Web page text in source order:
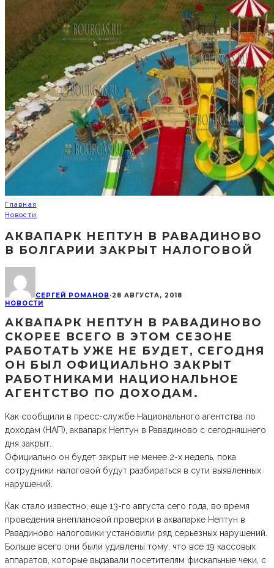
Главная
Новости
АКВАПАРК НЕПТУН В РАВАДИНОВО
В БОЛГАРИИ ЗАКРЫТ НАЛОГОВОЙ
СЕРГЕЙ РОМАНОВ ·28 АВГУСТА, 2018
НОВОСТИ
АКВАПАРК НЕПТУН В РАВАДИНОВО
СКОРЕЕ ВСЕГО В ЭТОМ СЕЗОНЕ
РАБОТАТЬ УЖЕ НЕ БУДЕТ, СЕГОДНЯ
ОН БЫЛ ОФИЦИАЛЬНО ЗАКРЫТ
РАБОТНИКАМИ НАЦИОНАЛЬНОЕ
АГЕНТСТВО ПО ДОХОДАМ.
Как сообщили в пресс-службе Национального агентства по
доходам (НАП), аквапарк Нептун в Равадиново с сегодняшнего
дня закрыт.
Официально он будет закрыт не менее 2-х недель, пока
сотрудники налоговой будут разбираться в сути выявленных
нарушений.
Как стало известно, еще 13-го августа сего года, во время
проведения внеплановой проверки в аквапарке Нептун в
Равадиново налоговики установили ряд серьезных нарушений.
Больше всего они были удивлены тому, что все 19 кассовых
аппаратов, которые выдавали посетителям фискальные чеки, с